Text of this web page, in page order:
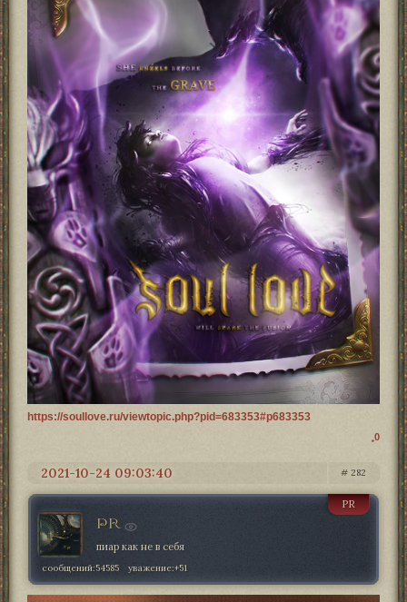
https://soullove.ru/viewtopic.php?pid=683353#p683353
0
282
2021-10-24 09:03:40
PR
PR
пиар как не в себя
сообщений:54585 уважение:+51